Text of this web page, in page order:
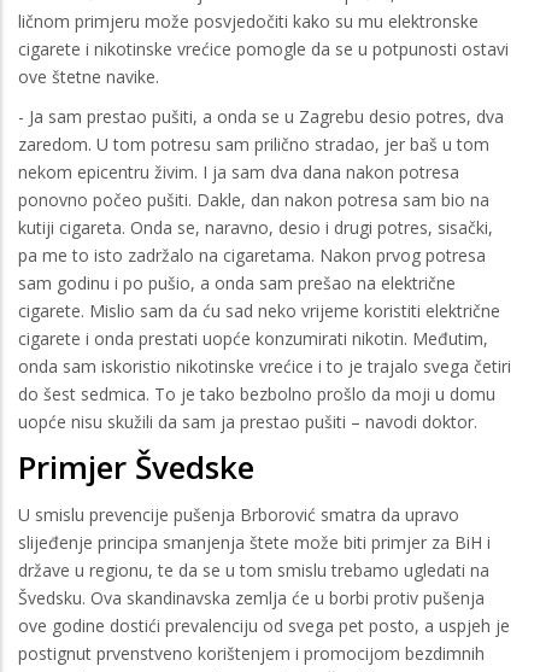
ličnom primjeru može posvjedočiti kako su mu elektronske
cigarete i nikotinske vrećice pomogle da se u potpunosti ostavi
ove štetne navike.
- Ja sam prestao pušiti, a onda se u Zagrebu desio potres, dva
zaredom. U tom potresu sam prilično stradao, jer baš u tom
nekom epicentru živim. I ja sam dva dana nakon potresa
ponovno počeo pušiti. Dakle, dan nakon potresa sam bio na
kutiji cigareta. Onda se, naravno, desio i drugi potres, sisački,
pa me to isto zadržalo na cigaretama. Nakon prvog potresa
sam godinu i po pušio, a onda sam prešao na električne
cigarete. Mislio sam da ću sad neko vrijeme koristiti električne
cigarete i onda prestati uopće konzumirati nikotin. Međutim,
onda sam iskoristio nikotinske vrećice i to je trajalo svega četiri
do šest sedmica. To je tako bezbolno prošlo da moji u domu
uopće nisu skužili da sam ja prestao pušiti – navodi doktor.
Primjer Švedske
U smislu prevencije pušenja Brborović smatra da upravo
slijeđenje principa smanjenja štete može biti primjer za BiH i
države u regionu, te da se u tom smislu trebamo ugledati na
Švedsku. Ova skandinavska zemlja će u borbi protiv pušenja
ove godine dostići prevalenciju od svega pet posto, a uspjeh je
postignut prvenstveno korištenjem i promocijom bezdimnih